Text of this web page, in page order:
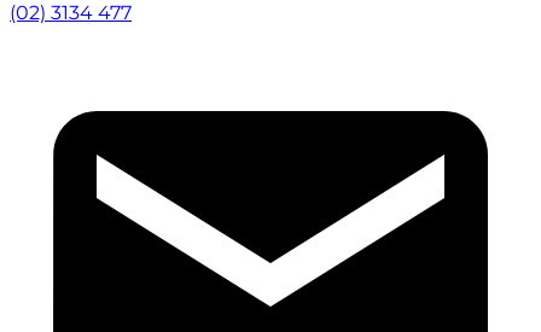
(02) 3134 477